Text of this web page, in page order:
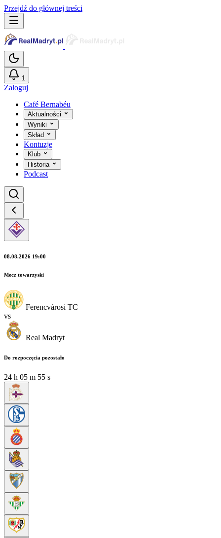
Przejdź do głównej treści
1
Zaloguj
Café Bernabéu
Aktualności
Wyniki
Skład
Kontuzje
Klub
Historia
Podcast
08.08.2026 19:00
Mecz towarzyski
Ferencvárosi TC
vs
Real Madryt
Do rozpoczęcia pozostało
24 h 05 m 55 s